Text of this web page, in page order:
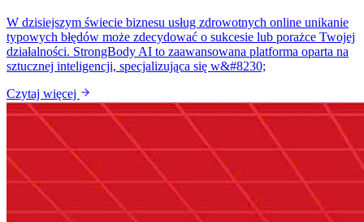
W dzisiejszym świecie biznesu usług zdrowotnych online unikanie
typowych błędów może zdecydować o sukcesie lub porażce Twojej
działalności. StrongBody AI to zaawansowana platforma oparta na
sztucznej inteligencji, specjalizująca się w&#8230;
Czytaj więcej